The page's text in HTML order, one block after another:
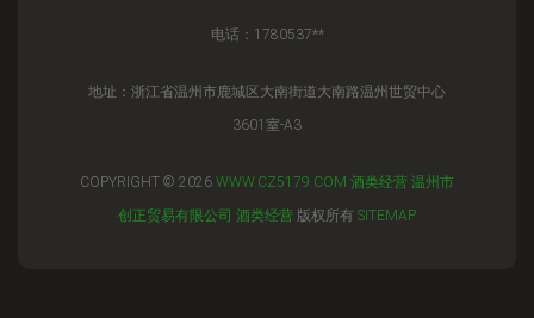
电话：1780537**
地址：浙江省温州市鹿城区大南街道大南路温州世贸中心
3601室-A3
COPYRIGHT © 2026 WWW.CZ5179.COM 酒类经营 温州市
创正贸易有限公司 酒类经营 版权所有 SITEMAP